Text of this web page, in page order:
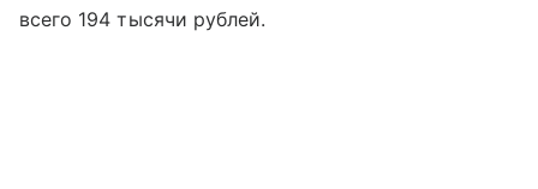
всего 194 тысячи рублей.